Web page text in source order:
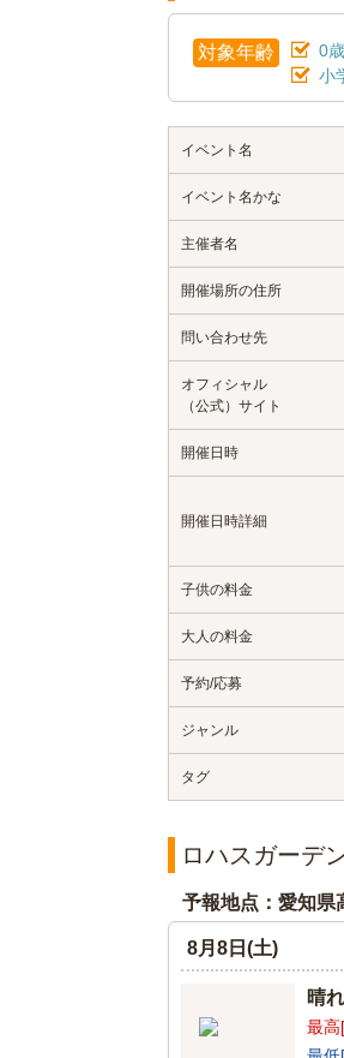
対象年齢 0
小
イベント名
イベント名かな
主催者名
開催場所の住所
問い合わせ先
オフィシャル
（公式）サイト
開催日時
開催日時詳細
子供の料金
大人の料金
予約/応募
ジャンル
タグ
ロハスガーデ
予報地点：愛知県
8月8日(土)
晴れ
最高